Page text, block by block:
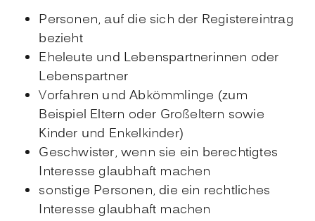
Personen, auf die sich der Registereintrag
bezieht
Eheleute und Lebenspartnerinnen oder
Lebenspartner
Vorfahren und Abkömmlinge (zum
Beispiel Eltern oder Großeltern sowie
Kinder und Enkelkinder)
Geschwister, wenn sie ein berechtigtes
Interesse glaubhaft machen
sonstige Personen, die ein rechtliches
Interesse glaubhaft machen